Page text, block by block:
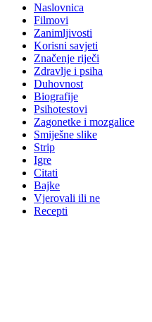
Naslovnica
Filmovi
Zanimljivosti
Korisni savjeti
Značenje riječi
Zdravlje i psiha
Duhovnost
Biografije
Psihotestovi
Zagonetke i mozgalice
Smiješne slike
Strip
Igre
Citati
Bajke
Vjerovali ili ne
Recepti